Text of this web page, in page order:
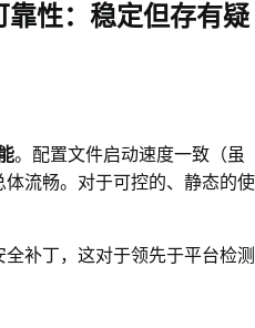
性：稳定但存有疑
。配置文件启动速度一致（虽
流畅。对于可控的、静态的使
全补丁，这对于领先于平台检测